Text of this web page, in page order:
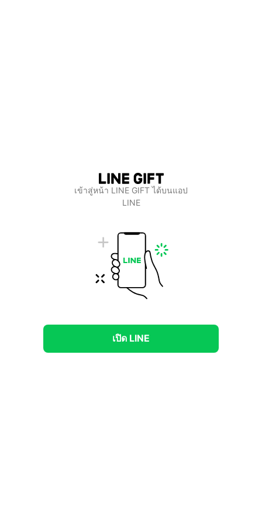
เข้าสู่หน้า LINE GIFT ได้บนแอป
LINE
เปิด LINE